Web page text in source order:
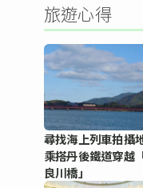
旅遊心得
尋找海上列車拍攝
乘搭丹後鐵道穿越
良川橋」